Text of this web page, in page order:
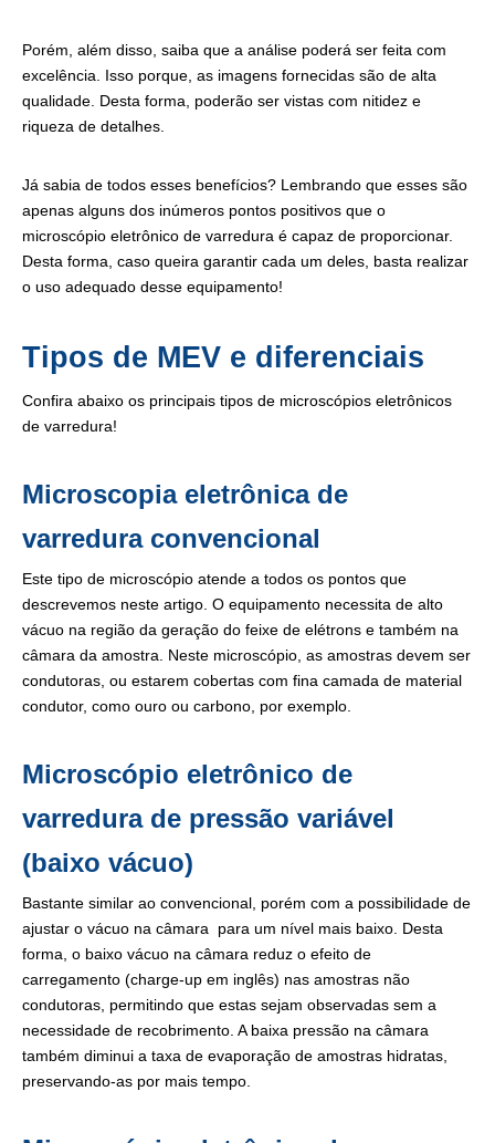
Porém, além disso, saiba que a análise poderá ser feita com
excelência. Isso porque, as imagens fornecidas são de alta
qualidade. Desta forma, poderão ser vistas com nitidez e
riqueza de detalhes.
Já sabia de todos esses benefícios? Lembrando que esses são
apenas alguns dos inúmeros pontos positivos que o
microscópio eletrônico de varredura é capaz de proporcionar.
Desta forma, caso queira garantir cada um deles, basta realizar
o uso adequado desse equipamento!
Tipos de MEV e diferenciais
Confira abaixo os principais tipos de microscópios eletrônicos
de varredura!
Microscopia eletrônica de
varredura convencional
Este tipo de microscópio atende a todos os pontos que
descrevemos neste artigo. O equipamento necessita de alto
vácuo na região da geração do feixe de elétrons e também na
câmara da amostra. Neste microscópio, as amostras devem ser
condutoras, ou estarem cobertas com fina camada de material
condutor, como ouro ou carbono, por exemplo.
Microscópio eletrônico de
varredura de pressão variável
(baixo vácuo)
Bastante similar ao convencional, porém com a possibilidade de
ajustar o vácuo na câmara para um nível mais baixo. Desta
forma, o baixo vácuo na câmara reduz o efeito de
carregamento (charge-up em inglês) nas amostras não
condutoras, permitindo que estas sejam observadas sem a
necessidade de recobrimento. A baixa pressão na câmara
também diminui a taxa de evaporação de amostras hidratas,
preservando-as por mais tempo.